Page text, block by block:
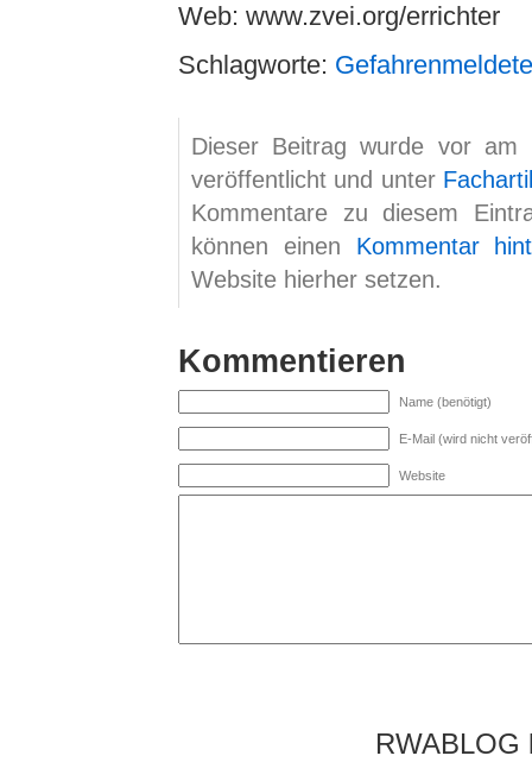
Web: www.zvei.org/errichter
Schlagworte:
Dieser Beitrag wurde vor
veröffentlicht und unter
Kommentare zu diesem
können einen Kommentar
Website hierher setzen.
Kommentieren
Name (benötigt)
E-Mail (wird nicht
Website